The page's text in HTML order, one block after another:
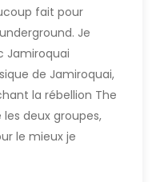
fait pour
Je
Jamiroquai
de Jamiroquai,
la rébellion The
les deux groupes,
le mieux je